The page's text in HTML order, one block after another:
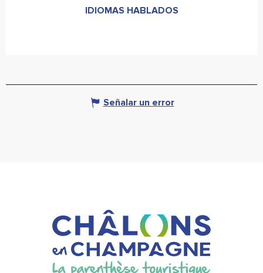
IDIOMAS HABLADOSIDIOMAS HABLADOS
Señalar un error